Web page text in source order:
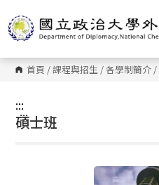
到
主
要
內
容
區 首頁 /課程與招生 /各學制簡介 /
:::
:::
碩士班